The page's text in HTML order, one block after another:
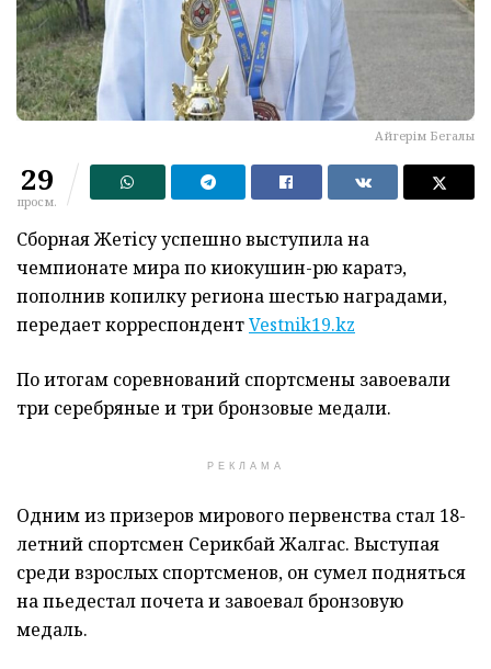
Айгерім Бегалы
29
просм.
Сборная Жетісу успешно выступила на
чемпионате мира по киокушин-рю каратэ,
пополнив копилку региона шестью наградами,
передает корреспондентVestnik19.kz
По итогам соревнований спортсмены завоевали
три серебряные и три бронзовые медали.
РЕКЛАМА
Одним из призеров мирового первенства стал 18-
летний спортсмен Серикбай Жалгас. Выступая
среди взрослых спортсменов, он сумел подняться
на пьедестал почета и завоевал бронзовую
медаль.